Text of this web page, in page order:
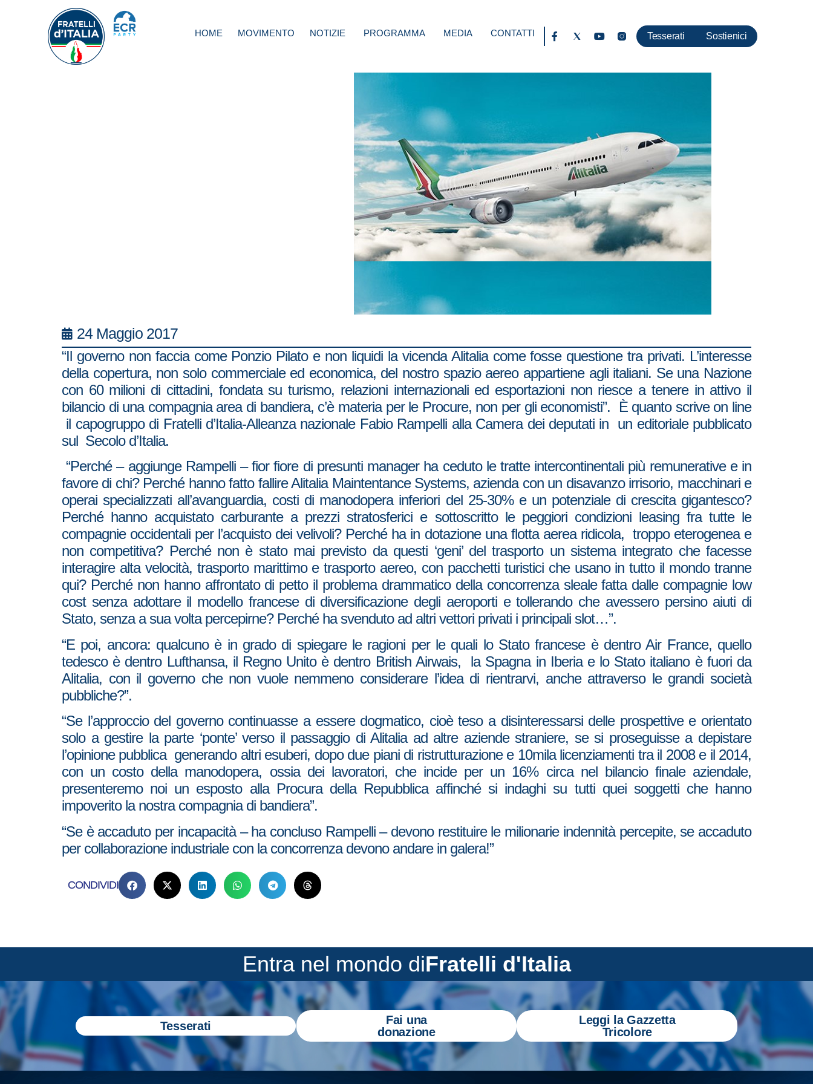
HOME MOVIMENTO NOTIZIE PROGRAMMA MEDIA CONTATTI Tesserati Sostienici
24 Maggio 2017
“Il governo non faccia come Ponzio Pilato e non liquidi la vicenda Alitalia come fosse questione tra privati. L’interesse
della copertura, non solo commerciale ed economica, del nostro spazio aereo appartiene agli italiani. Se una Nazione
con 60 milioni di cittadini, fondata su turismo, relazioni internazionali ed esportazioni non riesce a tenere in attivo il
bilancio di una compagnia area di bandiera, c’è materia per le Procure, non per gli economisti”. È quanto scrive on line
il capogruppo di Fratelli d’Italia-Alleanza nazionale Fabio Rampelli alla Camera dei deputati in un editoriale pubblicato
sul Secolo d’Italia.
“Perché – aggiunge Rampelli – fior fiore di presunti manager ha ceduto le tratte intercontinentali più remunerative e in
favore di chi? Perché hanno fatto fallire Alitalia Maintentance Systems, azienda con un disavanzo irrisorio, macchinari e
operai specializzati all’avanguardia, costi di manodopera inferiori del 25-30% e un potenziale di crescita gigantesco?
Perché hanno acquistato carburante a prezzi stratosferici e sottoscritto le peggiori condizioni leasing fra tutte le
compagnie occidentali per l’acquisto dei velivoli? Perché ha in dotazione una flotta aerea ridicola, troppo eterogenea e
non competitiva? Perché non è stato mai previsto da questi ‘geni’ del trasporto un sistema integrato che facesse
interagire alta velocità, trasporto marittimo e trasporto aereo, con pacchetti turistici che usano in tutto il mondo tranne
qui? Perché non hanno affrontato di petto il problema drammatico della concorrenza sleale fatta dalle compagnie low
cost senza adottare il modello francese di diversificazione degli aeroporti e tollerando che avessero persino aiuti di
Stato, senza a sua volta percepirne? Perché ha svenduto ad altri vettori privati i principali slot…”.
“E poi, ancora: qualcuno è in grado di spiegare le ragioni per le quali lo Stato francese è dentro Air France, quello
tedesco è dentro Lufthansa, il Regno Unito è dentro British Airwais, la Spagna in Iberia e lo Stato italiano è fuori da
Alitalia, con il governo che non vuole nemmeno considerare l’idea di rientrarvi, anche attraverso le grandi società
pubbliche?”.
“Se l’approccio del governo continuasse a essere dogmatico, cioè teso a disinteressarsi delle prospettive e orientato
solo a gestire la parte ‘ponte’ verso il passaggio di Alitalia ad altre aziende straniere, se si proseguisse a depistare
l’opinione pubblica generando altri esuberi, dopo due piani di ristrutturazione e 10mila licenziamenti tra il 2008 e il 2014,
con un costo della manodopera, ossia dei lavoratori, che incide per un 16% circa nel bilancio finale aziendale,
presenteremo noi un esposto alla Procura della Repubblica affinché si indaghi su tutti quei soggetti che hanno
impoverito la nostra compagnia di bandiera”.
“Se è accaduto per incapacità – ha concluso Rampelli – devono restituire le milionarie indennità percepite, se accaduto
per collaborazione industriale con la concorrenza devono andare in galera!”
CONDIVIDI
Entra nel mondo diFratelli d'Italia
Tesserati
Fai una
donazione
Leggi la Gazzetta
Tricolore